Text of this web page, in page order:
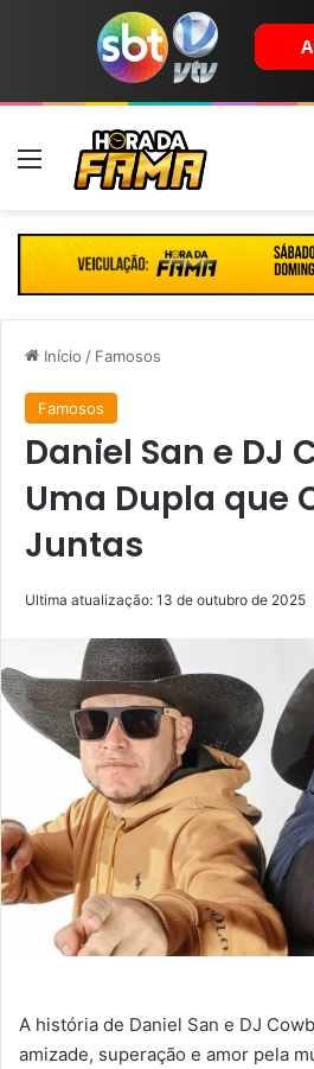
Menu
Início / Famosos
Famosos
Daniel San e DJ
Uma Dupla que
Juntas
Ultima atualização: 13 de outubro de 2025
A história de Daniel San e DJ
amizade, superação e amor pela